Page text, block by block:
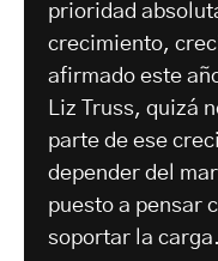
prioridad
crecimiento,
afirmado este
Liz Truss, quizá
parte de ese
depender del
puesto a pensar
soportar la carga.